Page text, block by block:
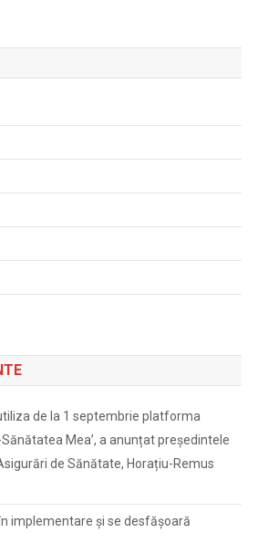
de la 1 septembrie platforma
Mea’, a anunțat președintele
de Sănătate, Horațiu-Remus
implementare și se desfășoară